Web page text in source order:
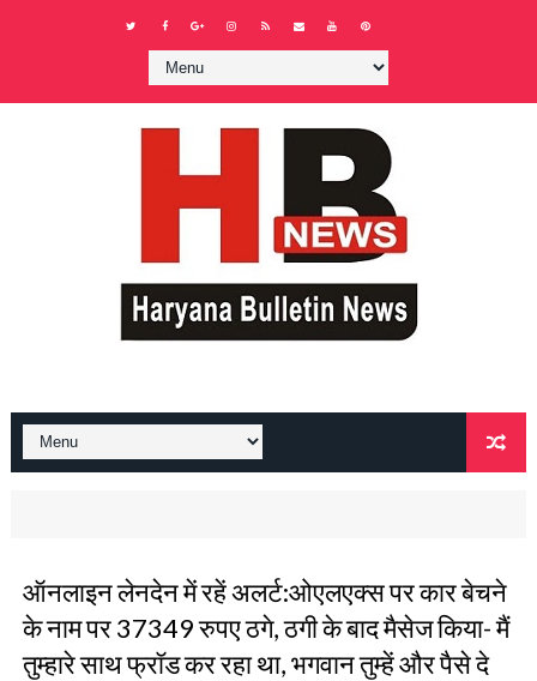
ऑनलाइन लेनदेन में रहें अलर्ट:ओएलएक्स पर कार बेचने
के नाम पर 37349 रुपए ठगे, ठगी के बाद मैसेज किया- मैं
तुम्हारे साथ फ्रॉड कर रहा था, भगवान तुम्हें और पैसे दे